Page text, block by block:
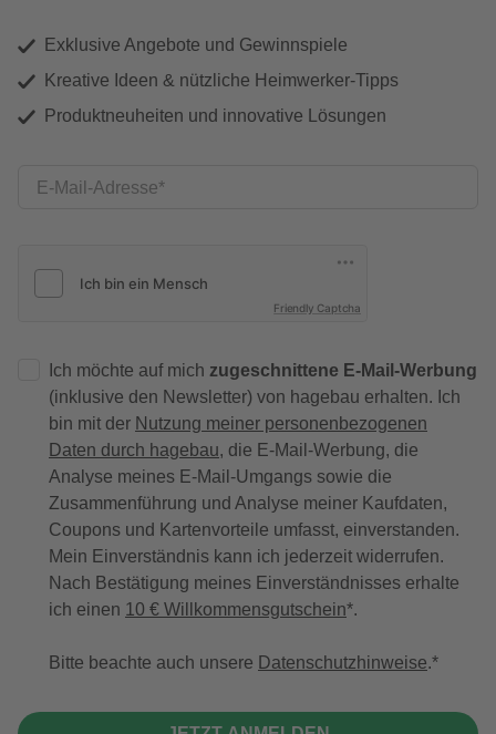
Exklusive Angebote und Gewinnspiele
Kreative Ideen & nützliche Heimwerker-Tipps
Produktneuheiten und innovative Lösungen
E-Mail-Adresse
Friendly Captcha
Ich möchte auf mich zugeschnittene E-Mail-Werbung
(inklusive den Newsletter) von hagebau erhalten. Ich
bin mit der Nutzung meiner personenbezogenen
Daten durch hagebau, die E-Mail-Werbung, die
Analyse meines E-Mail-Umgangs sowie die
Zusammenführung und Analyse meiner Kaufdaten,
Coupons und Kartenvorteile umfasst, einverstanden.
Mein Einverständnis kann ich jederzeit widerrufen.
Nach Bestätigung meines Einverständnisses erhalte
ich einen 10 € Willkommensgutschein*.
Bitte beachte auch unsere Datenschutzhinweise.